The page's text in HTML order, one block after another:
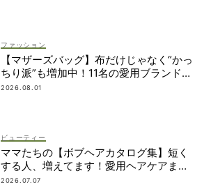
ファッション
【マザーズバッグ】布だけじゃなく“かっ
ちり派”も増加中！11名の愛用ブランド
は？
2026.08.01
ビューティー
ママたちの【ボブヘアカタログ集】短く
する人、増えてます！愛用ヘアケアまで
全部見せ
2026.07.07